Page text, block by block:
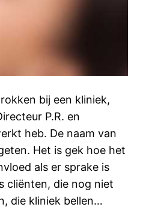
bij een kliniek,
P.R. en
heb. De naam van
Het is gek hoe het
als er sprake is
cliënten, die nog niet
die kliniek bellen…